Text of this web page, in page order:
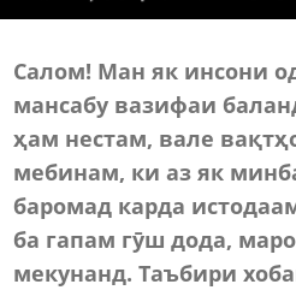
Салом! Ман як инсони
мансабу вазифаи
ҳам нестам, вале
мебинам, ки аз як
баромад карда
ба гапам гӯш дода,
мекунанд. Таъбири